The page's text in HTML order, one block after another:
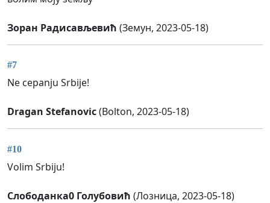
Зоран Радисављевић (Земун, 2023-05-18)
#7
Ne cepanju Srbije!
Dragan Stefanovic(Bolton, 2023-05-18)
#10
Volim Srbiju!
Слободанка0 Голубовић (Лозница, 2023-05-18)